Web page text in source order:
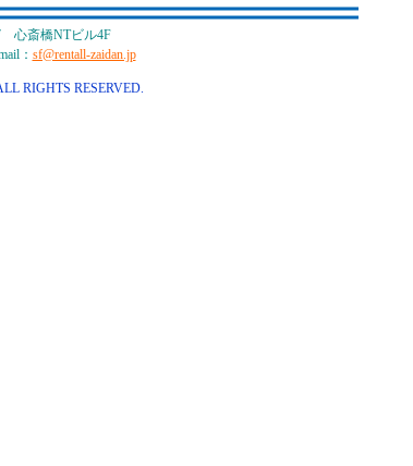
心斎橋NTビル4F
： sf@rentall-zaidan.jp
RIGHTS RESERVED.